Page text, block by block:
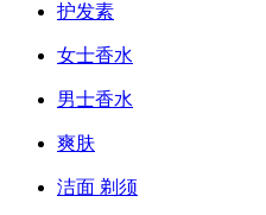
护发素
女士香水
男士香水
爽肤
洁面 剃须